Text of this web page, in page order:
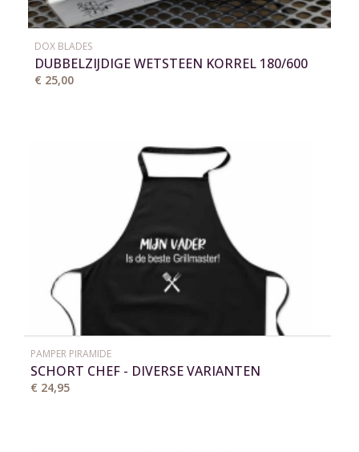
DOX BLADES
DUBBELZIJDIGE WETSTEEN KORREL 180/600
€ 25,00
PAMPER PIRAMIDE
SCHORT CHEF - DIVERSE VARIANTEN
€ 24,95